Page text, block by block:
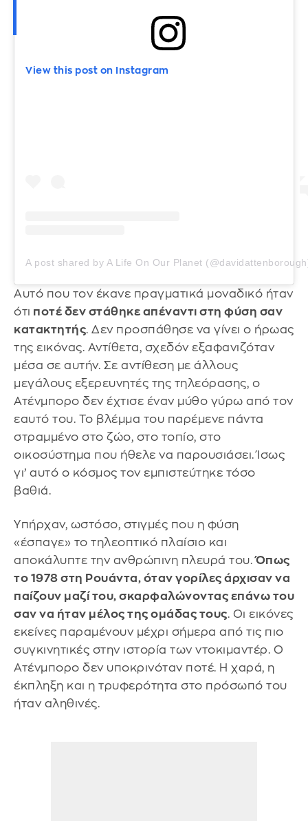
View this post on Instagram
A post shared by A Life On Our Planet
Αυτό που τον έκανε πραγματικά μοναδικό ήταν
ότι ποτέ δεν στάθηκε απέναντι στη φύση σαν
κατακτητής. Δεν προσπάθησε να γίνει ο ήρωας
της εικόνας. Αντίθετα, σχεδόν εξαφανιζόταν
μέσα σε αυτήν. Σε αντίθεση με άλλους
μεγάλους εξερευνητές της τηλεόρασης, ο
Ατένμπορο δεν έχτισε έναν μύθο γύρω από τον
εαυτό του. Το βλέμμα του παρέμενε πάντα
στραμμένο στο ζώο, στο τοπίο, στο
οικοσύστημα που ήθελε να παρουσιάσει. Ίσως
γι’ αυτό ο κόσμος τον εμπιστεύτηκε τόσο
βαθιά.
Υπήρχαν, ωστόσο, στιγμές που η φύση
«έσπαγε» το τηλεοπτικό πλαίσιο και
αποκάλυπτε την ανθρώπινη πλευρά του.Όπως
το 1978 στη Ρουάντα, όταν γορίλες άρχισαν να
παίζουν μαζί του, σκαρφαλώνοντας επάνω του
σαν να ήταν μέλος της ομάδας τους. Οι εικόνες
εκείνες παραμένουν μέχρι σήμερα από τις πιο
συγκινητικές στην ιστορία των ντοκιμαντέρ. Ο
Ατένμπορο δεν υποκρινόταν ποτέ. Η χαρά, η
έκπληξη και η τρυφερότητα στο πρόσωπό του
ήταν αληθινές.